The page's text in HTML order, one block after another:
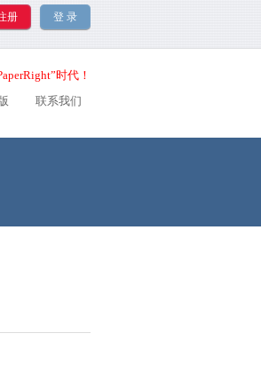
时代！
联系我们